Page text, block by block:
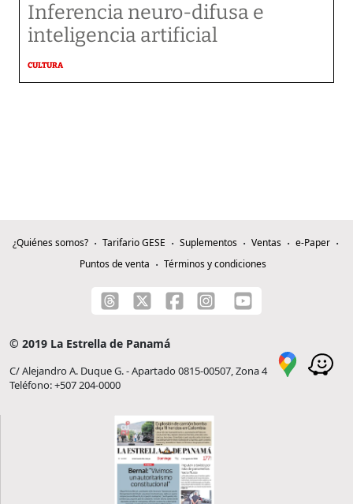
Inferencia neuro-difusa e
inteligencia artificial
CULTURA
¿Quiénes somos? Tarifario GESE Suplementos Ventas
e-Paper
Puntos de venta
Términos y condiciones
© 2019 La Estrella de Panamá
C/ Alejandro A. Duque G. - Apartado 0815-00507, Zona 4
Teléfono: +507 204-0000